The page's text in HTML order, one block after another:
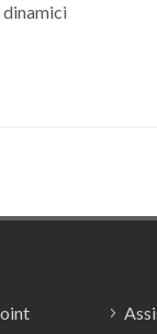
dinamici